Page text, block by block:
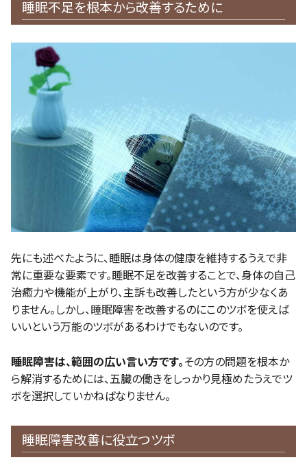
睡眠不足を根本から改善するために
先にも述べたように、睡眠は身体の健康を維持するうえで非
常に重要な要素です。睡眠不足を改善することで、身体の自己
治癒力や機能が上がり、主訴も改善したという方が少なくあ
りません。しかし、睡眠障害を改善するのにこのツボを使えば
いいという万能のツボがあるわけでもないのです。
睡眠障害は、範囲の広い言い方です。その方の問題を根本か
ら解消するためには、五臓の働きをしっかり見極めたうえでツ
ボを選択していかねばなりません。
睡眠障害改善に役立つツボ